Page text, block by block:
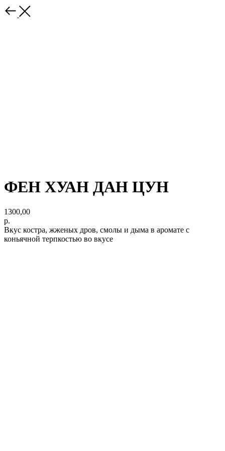
ФЕН ХУАН ДАН ЦУН
1300,00
р.
Вкус костра, жженых дров, смолы и дыма в аромате с
коньячной терпкостью во вкусе